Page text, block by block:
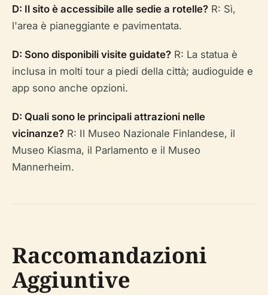
D: Il sito è accessibile alle sedie a rotelle? R: Sì,
l'area è pianeggiante e pavimentata.
D: Sono disponibili visite guidate? R: La statua è
inclusa in molti tour a piedi della città; audioguide e
app sono anche opzioni.
D: Quali sono le principali attrazioni nelle
vicinanze? R: Il Museo Nazionale Finlandese, il
Museo Kiasma, il Parlamento e il Museo
Mannerheim.
Raccomandazioni
Aggiuntive